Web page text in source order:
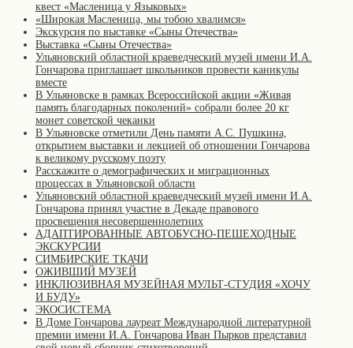
квест «Масленица у Языковых»
«Широкая Масленица, мы тобою хвалимся»
Экскурсия по выставке «Сыны Отечества»
Выставка «Сыны Отечества»
Ульяновский областной краеведческий музей имени И.А.
Гончарова приглашает школьников провести каникулы
вместе
В Ульяновске в рамках Всероссийской акции «Живая
память благодарных поколений» собрали более 20 кг
монет советской чеканки
В Ульяновске отметили День памяти А.С. Пушкина,
открытием выставки и лекцией об отношении Гончарова
к великому русскому поэту
Расскажите о демографических и миграционных
процессах в Ульяновской области
Ульяновский областной краеведческий музей имени И.А.
Гончарова принял участие в Декаде правового
просвещения несовершеннолетних
АДАПТИРОВАННЫЕ АВТОБУСНО-ПЕШЕХОДНЫЕ
ЭКСКУРСИИ
СИМБИРСКИЕ ТКАЧИ
ОЖИВШИЙ МУЗЕЙ
ИНКЛЮЗИВНАЯ МУЗЕЙНАЯ МУЛЬТ-СТУДИЯ «ХОЧУ
И БУДУ»
ЭКОСИСТЕМА
В Доме Гончарова лауреат Международной литературной
премии имени И.А. Гончарова Иван Пырков представил